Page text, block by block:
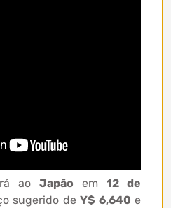
ao Japão em 12 de
sugerido deY$ 6,640 e